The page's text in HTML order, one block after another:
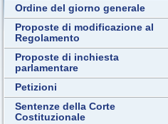
Ordine del giorno generale
Proposte di modificazione al
Regolamento
Proposte di inchiesta
parlamentare
Petizioni
Sentenze della Corte
Costituzionale